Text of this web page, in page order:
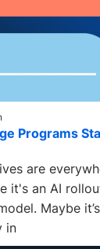
Programs
are
it's an AI
Maybe
in